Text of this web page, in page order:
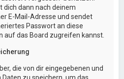
dich dann nach deinem
E-Mail-Adresse und sendet
Passwort an diese
auf das Board zugreifen kannst.
die von dir eingegebenen und